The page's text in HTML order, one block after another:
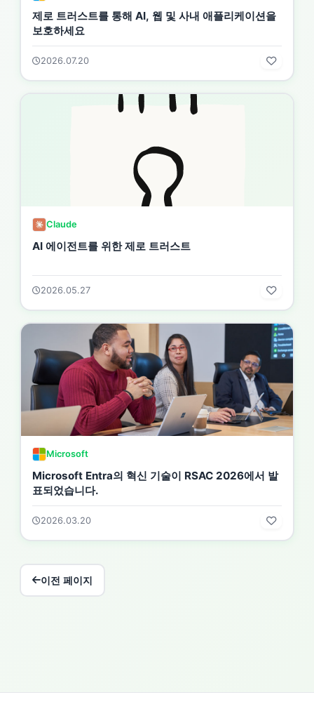
제로 트러스트를 통해 AI, 웹 및 사내 애플리케이션을
보호하세요
2026.07.20
Claude
AI 에이전트를 위한 제로 트러스트
2026.05.27
Microsoft
Microsoft Entra의 혁신 기술이 RSAC 2026에서 발
표되었습니다.
2026.03.20
이전 페이지